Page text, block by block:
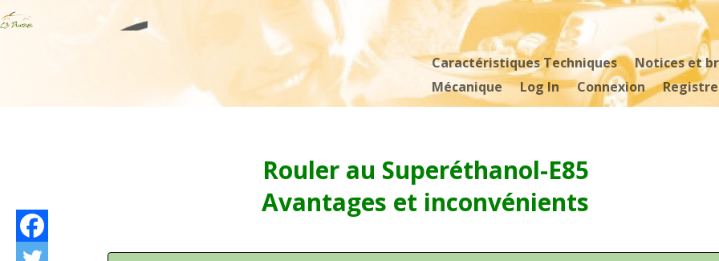
Caractéristiques Techniques Notices et
Mécanique
Log In Connexion Registre
Rouler au Superéthanol-E85
Avantages et inconvénients